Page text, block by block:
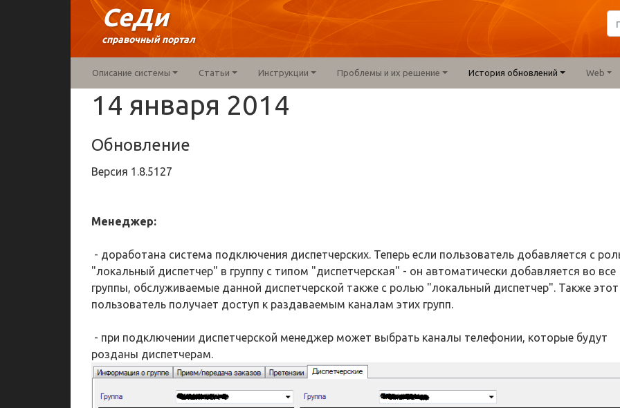
СеДи
справочный портал
Описание системы Статьи Инструкции Проблемы и их решение История обновлений Web
14 января 2014
Обновление
Версия 1.8.5127
Менеджер:
- доработана система подключения диспетчерских. Теперь если пользователь добавляется с
"локальный диспетчер" в группу с типом "диспетчерская" - он автоматически добавляется во все
группы, обслуживаемые данной диспетчерской также с ролью "локальный диспетчер". Также этот
пользователь получает доступ к раздаваемым каналам этих групп.
- при подключении диспетчерской менеджер может выбрать каналы телефонии, которые будут
розданы диспетчерам.